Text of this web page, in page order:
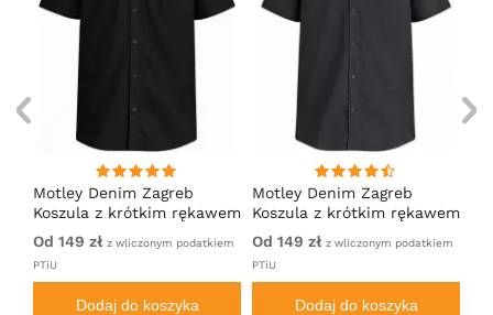
Motley Denim Zagreb
Koszula z krótkim rękawem
Czarny
Od 149 zł z wliczonym podatkiem
PTiU
Dodaj do koszyka
Motley Denim Zagreb
Koszula z krótkim rękawem
Antracytowy
Od 149 zł z wliczonym podatkiem
PTiU
Dodaj do koszyka